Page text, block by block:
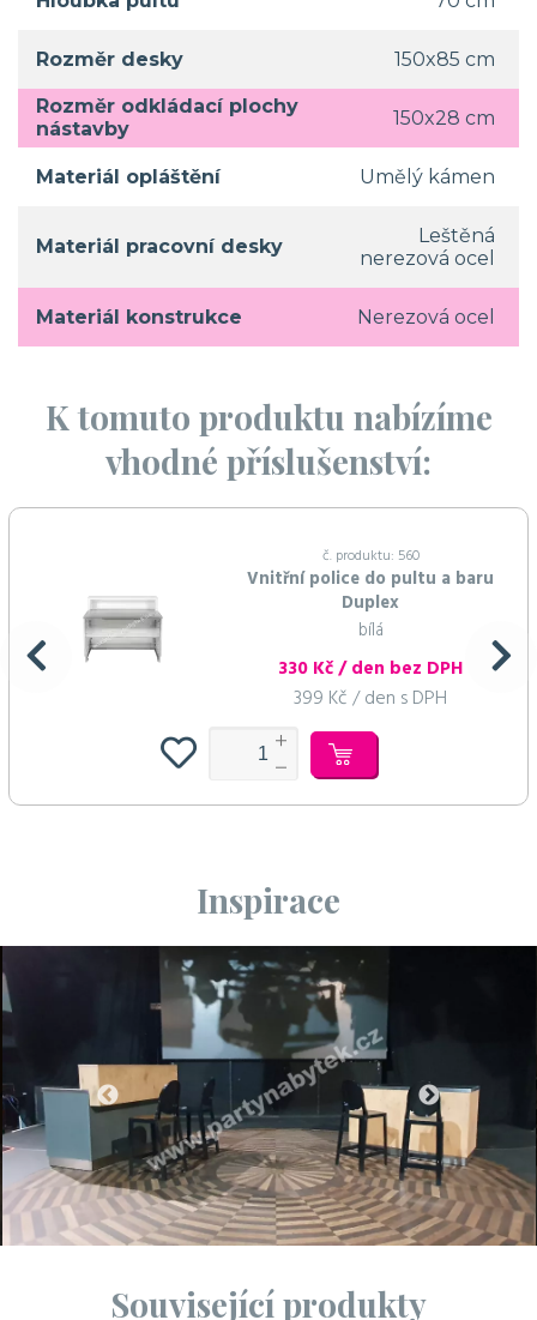
Rozměr desky 150x85 cm
Rozměr odkládací plochy
nástavby
150x28 cm
Materiál opláštění Umělý kámen
Materiál pracovní desky
Leštěná
nerezová ocel
Materiál konstrukce Nerezová ocel
K tomuto produktu nabízíme
vhodné příslušenství:
č. produktu: 560
Vnitřní police do pultu a baru
Duplex
bílá
330 Kč / den bez DPH
399 Kč / den s DPH
Inspirace
Související produkty